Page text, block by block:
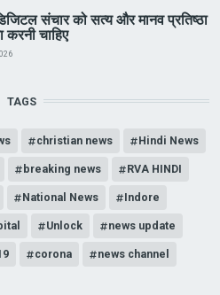
संचार को सत्य और मानव प्रतिष्ठा
करनी चाहिए
TAGS
christian news Hindi News
breaking news RVA HINDI
National News Indore
Unlock news update
corona news channel